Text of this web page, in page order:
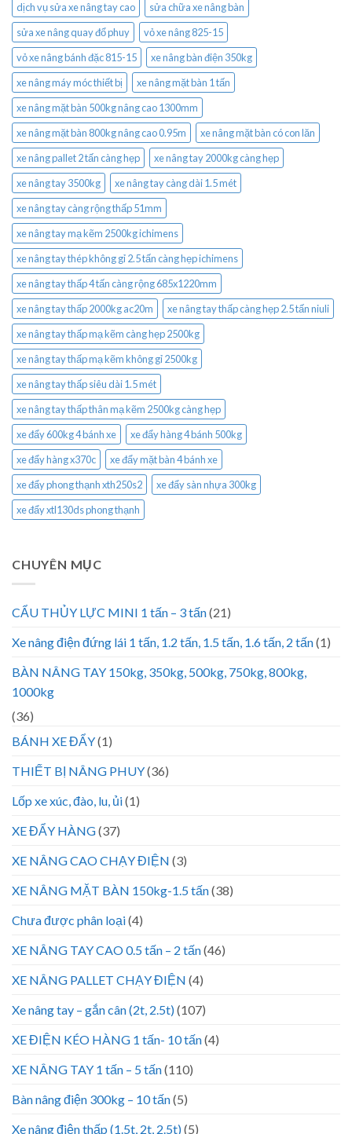
dịch vụ sửa xe nâng tay cao
sửa chữa xe nâng bàn
sửa xe nâng quay đổ phuy
vỏ xe nâng 825-15
vỏ xe nâng bánh đặc 815-15
xe nâng bàn điện 350kg
xe nâng máy móc thiết bị
xe nâng mặt bàn 1 tấn
xe nâng mặt bàn 500kg nâng cao 1300mm
xe nâng mặt bàn 800kg nâng cao 0.95m
xe nâng mặt bàn có con lăn
xe nâng pallet 2 tấn càng hẹp
xe nâng tay 2000kg càng hẹp
xe nâng tay 3500kg
xe nâng tay càng dài 1.5 mét
xe nâng tay càng rộng thấp 51mm
xe nâng tay mạ kẽm 2500kg ichimens
xe nâng tay thép không gỉ 2.5 tấn càng hẹp ichimens
xe nâng tay thấp 4 tấn càng rộng 685x1220mm
xe nâng tay thấp 2000kg ac20m
xe nâng tay thấp càng hẹp 2.5 tấn niuli
xe nâng tay thấp mạ kẽm càng hẹp 2500kg
xe nâng tay thấp mạ kẽm không gỉ 2500kg
xe nâng tay thấp siêu dài 1.5 mét
xe nâng tay thấp thân mạ kẽm 2500kg càng hẹp
xe đẩy 600kg 4 bánh xe
xe đẩy hàng 4 bánh 500kg
xe đẩy hàng x370c
xe đẩy mặt bàn 4 bánh xe
xe đẩy phong thạnh xth250s2
xe đẩy sàn nhựa 300kg
xe đẩy xtl130ds phong thạnh
CHUYÊN MỤC
CẨU THỦY LỰC MINI 1 tấn – 3 tấn(21)
Xe nâng điện đứng lái 1 tấn, 1.2 tấn, 1.5 tấn, 1.6 tấn, 2 tấn(1)
BÀN NÂNG TAY 150kg, 350kg, 500kg, 750kg, 800kg,
1000kg
(36)
BÁNH XE ĐẨY(1)
THIẾT BỊ NÂNG PHUY(36)
Lốp xe xúc, đào, lu, ủi(1)
XE ĐẨY HÀNG(37)
XE NÂNG CAO CHẠY ĐIỆN (3)
XE NÂNG MẶT BÀN 150kg-1.5 tấn(38)
Chưa được phân loại(4)
XE NÂNG TAY CAO 0.5 tấn – 2 tấn(46)
XE NÂNG PALLET CHẠY ĐIỆN (4)
Xe nâng tay – gắn cân (2t, 2.5t)(107)
XE ĐIỆN KÉO HÀNG 1 tấn- 10 tấn(4)
XE NÂNG TAY 1 tấn – 5 tấn(110)
Bàn nâng điện 300kg – 10 tấn(5)
Xe nâng điện thấp (1.5t, 2t, 2.5t)(5)